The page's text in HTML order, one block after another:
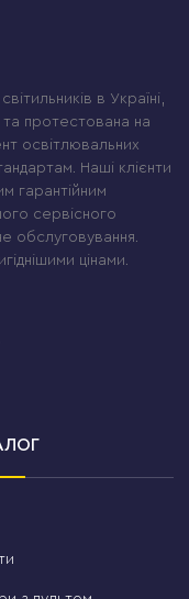
в Україні,
протестована на
освітлювальних
Наші клієнти
гарантійним
сервісного
обслуговування.
цінами.